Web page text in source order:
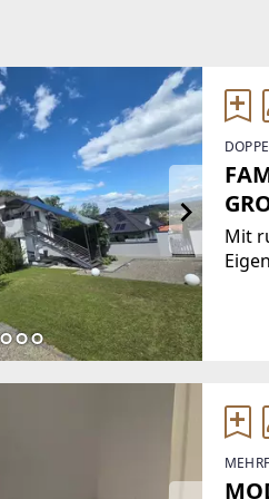
Mit